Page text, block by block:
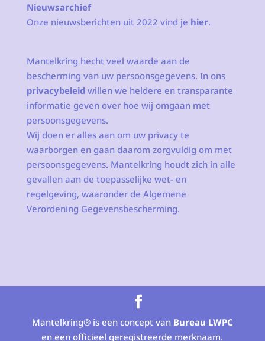
Nieuwsarchief
Onze nieuwsberichten uit 2022 vind je hier.
Mantelkring hecht veel waarde aan de
bescherming van uw persoonsgegevens. In ons
privacybeleidwillen we heldere en transparante
informatie geven over hoe wij omgaan met
persoonsgegevens.
Wij doen er alles aan om uw privacy te
waarborgen en gaan daarom zorgvuldig om met
persoonsgegevens. Mantelkring houdt zich in alle
gevallen aan de toepasselijke wet- en
regelgeving, waaronder de Algemene
Verordening Gegevensbescherming.
Mantelkring® is een concept van Bureau LWPC
en een officieel geregistreerde merknaam.